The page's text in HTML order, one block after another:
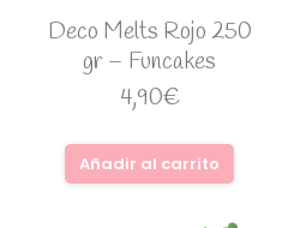
Deco Melts Rojo 250
gr – Funcakes
4,90€
Añadir al carrito